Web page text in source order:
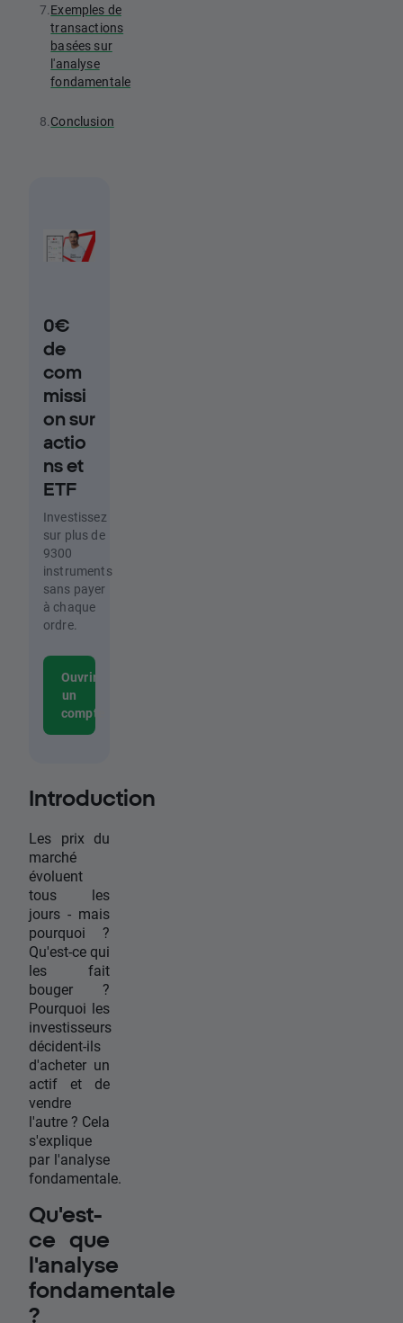
7.Exemples de
transactions
basées sur
l'analyse
fondamentale
8.Conclusion
0€
de
com
missi
on sur
actio
ns et
ETF
Investissez
sur plus de
9300
instruments
sans payer
à chaque
ordre.
Ouvrir
un
compte
Introduction
Les prix du
marché
évoluent
tous les
jours - mais
pourquoi ?
Qu'est-ce qui
les fait
bouger ?
Pourquoi les
investisseurs
décident-ils
d'acheter un
actif et de
vendre
l'autre ? Cela
s'explique
par l'analyse
fondamentale.
Qu'est-
ce que
l'analyse
fondamentale
?